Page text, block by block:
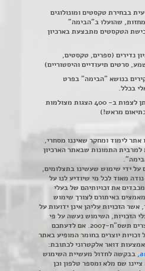
בבחירת טקסטים ומונולוגים
(מתוך למעלה מ – 3500 מחזות, שהועלו ב"הבימה"
הטקסטים מתבצעת בארכיון
נדירים (ספרים, טקסטים,
סרטים תיעודיים והיסטוריים)
בנושא "הבימה" בפרט
בכלל.
חדר הצפייה מרווח ובו ניתן לצפות ב- 400 הצגות מצולמות
מראש!)
אתר לימוד ומחקר שאיננו מסחרי,
למרבית התמונות שבאתר הארכיון
על ידי שימוש שעשינו בתצלומים,
מאוד לכל מי שיודיע לנו על
את זכויותיהם של בעלי
מאמצים באיתורם לצורך שימוש
הזכויות עליהן אינן ידועות על
הזכויות, השימוש נעשה על פי
סעיף 27א לחוק זכויות יוצרים תשס"ח-2007. אם לדעתכם
יוצרים בחומר המופיע באתר
דואר אלקטרוני לכתובת:
, בבקשה לחדול מעשיית השימוש
שם מלא ומספר טלפון וכן